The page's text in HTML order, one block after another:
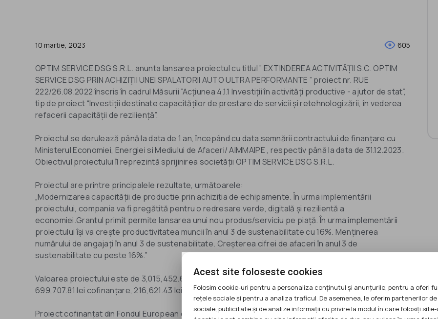
10 martie, 2023 605
OPTIM SERVICE DSG S.R.L. anunta lansarea proiectul cu titlul ” EXTINDEREA ACTIVITĂȚII S.C. OPTIM
SERVICE DSG PRIN ACHIZIȚII UNEI SPALATORII AUTO ULTRA PERFORMANTE ” proiect nr. RUE
222/26.08.2022 înscris în cadrul Măsurii ”Acțiunea 4.1.1 Investiții în activități productive - ajutor de stat”,
tip de proiect “Investiții destinate capacităților de prestare de servicii și retehnologizării, în vederea
refacerii capacității de reziliență”.
Proiectul se derulează până la data de 1 an, începând cu data semnării contractului de finanțare cu
Ministerul Economiei, Energiei si Mediului de Afaceri/ AIMMAIPE , respectiv până la data de 31.12.2023.
Obiectivul proiectului îl reprezintă sprijinirea societății OPTIM SERVICE DSG S.R.L.
Proiectul are printre principalele rezultate, următoarele:
„Modernizarea capacității de productie prin achiziția de echipamente. În urma implementării
proiectului, compania va fi pregătită pentru o redresare verde, digitală și rezilientă a
economiei.Grantul primit permite lansarea unui nou produs/serviciu pe piață. În urma implementării
proiectului își va crește productivitatea muncii în anul 3 de sustenabilitate cu 16%. Menținerea
numărului de angajați în anul 3 de sustenabilitate. Creșterea cifrei de afaceri în anul 3 de
sustenabilitate cu peste 16%.”
Valoarea proiectului este de 3,015,452.6700 (valoarea totala) din care : 2,099,123.4300 lei grant si
699,707.81 lei cofinanțare, 216,621.43 lei valoare neeligibilă.
Proiect cofinanțat din Fondul European de Dezvoltare Regionala prin Programul Operațional
Acest site foloseste cookies
Folosim cookie-uri pentru a personaliza conținutul și anunțurile, pentru a oferi
rețele sociale și pentru a analiza traficul. De asemenea, le oferim partenerilor
sociale, publicitate și de analize informații cu privire la modul în care folosiți site-